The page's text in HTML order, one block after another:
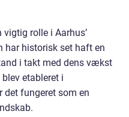
rolle i Aarhus’
har historisk set haft en
i takt med dens vækst
etableret i
det fungeret som en